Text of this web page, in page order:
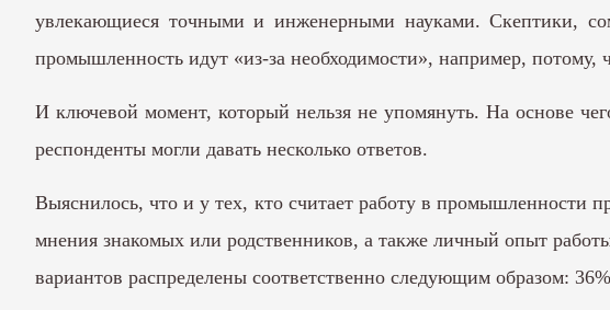
увлекающиеся точными и инженерными науками. Скептики,
промышленность идут «из-за необходимости», например, потому,
И ключевой момент, который нельзя не упомянуть. На основе
респонденты могли давать несколько ответов.
Выяснилось, что и у тех, кто считает работу в промышленности
мнения знакомых или родственников, а также личный опыт
вариантов распределены соответственно следующим образом: